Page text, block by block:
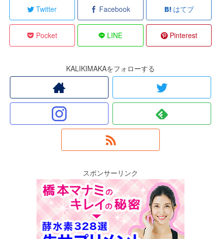
Twitter
Facebook はてブ
Pocket LINE Pinterest
KALIKIMAKAをフォローする
スポンサーリンク